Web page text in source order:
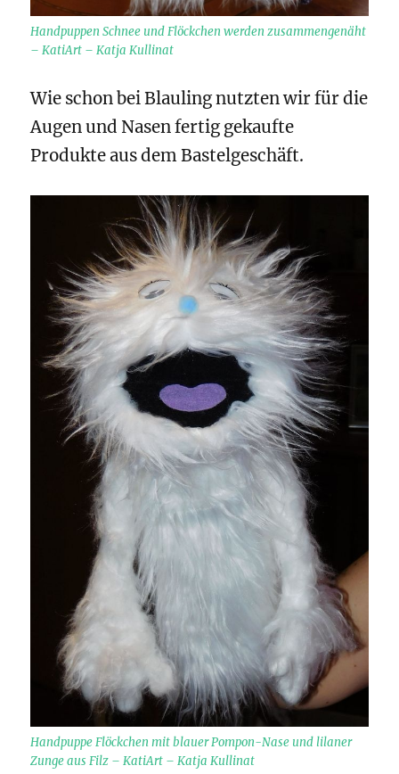
Handpuppen Schnee und Flöckchen werden zusammengenäht
– KatiArt – Katja Kullinat
Wie schon bei Blauling nutzten wir für die
Augen und Nasen fertig gekaufte
Produkte aus dem Bastelgeschäft.
Handpuppe Flöckchen mit blauer Pompon-Nase und lilaner
Zunge aus Filz – KatiArt – Katja Kullinat